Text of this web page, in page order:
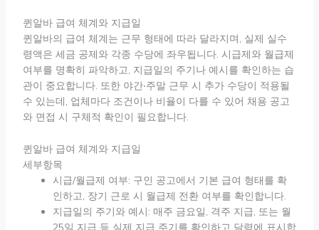
퀸알바 급여 체계와 지급일
퀸알바의 급여 체계는 근무 형태에 따라 달라지며, 실제 실수
령액은 세금 공제와 각종 수당에 좌우됩니다. 시급제와 월급제
여부를 명확히 파악하고, 지급일의 주기나 예시를 확인하는 습
관이 중요합니다. 또한 야간‧주말 근무 시 추가 수당이 적용될
수 있는데, 업체마다 조건이나 비율이 다를 수 있어 채용 공고
와 면접 시 구체적 확인이 필요합니다.
퀸알바 급여 체계와 지급일
세부항목
시급/월급제 여부: 구인 공고에서 기본 급여 형태를 확
인하고, 장기 근로 시 월급제 전환 여부를 확인합니다.
지급일의 주기와 예시: 매주 금요일, 격주 지급, 또는 월
25일 지급 등 실제 지급 주기를 확인하고 달력에 표시합